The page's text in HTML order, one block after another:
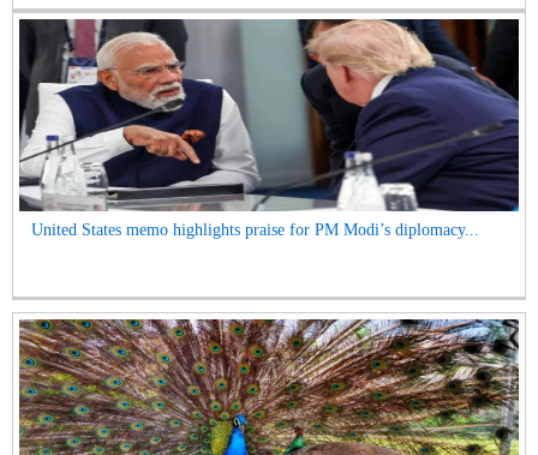
United States memo highlights praise for PM Modi’s diplomacy...